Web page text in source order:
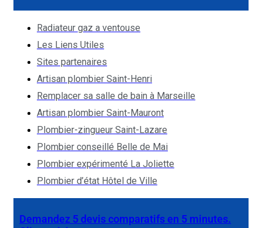
Radiateur gaz a ventouse
Les Liens Utiles
Sites partenaires
Artisan plombier Saint-Henri
Remplacer sa salle de bain à Marseille
Artisan plombier Saint-Mauront
Plombier-zingueur Saint-Lazare
Plombier conseillé Belle de Mai
Plombier expérimenté La Joliette
Plombier d’état Hôtel de Ville
Demandez 5 devis comparatifs en 5 minutes.